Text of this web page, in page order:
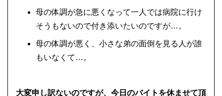
母の体調が急に悪くなって一人では病院に行け
そうもないので付き添いたいのですが…。
母の体調が悪く、小さな弟の面倒を見る人が誰
もいなくて…。
大変申し訳ないのですが、今日のバイトを休ませて頂